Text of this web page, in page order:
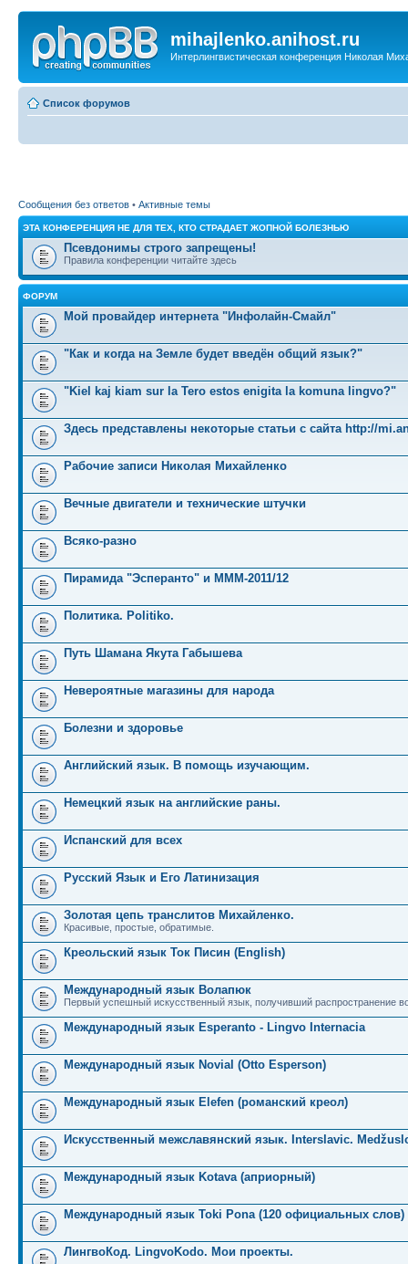
mihajlenko.anihost.ru
Интерлингвистическая конференция Николая
Список форумов
Сообщения без ответов • Активные темы
ЭТА КОНФЕРЕНЦИЯ НЕ ДЛЯ ТЕХ, КТО СТРАДАЕТ ЖОПНОЙ БОЛЕЗНЬЮ
Псевдонимы строго запрещены!
Правила конференции читайте здесь
ФОРУМ
Мой провайдер интернета "Инфолайн-Смайл"
"Как и когда на Земле будет введён общий язык?"
"Kiel kaj kiam sur la Tero estos enigita la komuna lingvo?"
Здесь представлены некоторые статьи с сайта http://
Рабочие записи Николая Михайленко
Вечные двигатели и технические штучки
Всяко-разно
Пирамида "Эсперанто" и MMM-2011/12
Политика. Politiko.
Путь Шамана Якута Габышева
Невероятные магазины для народа
Болезни и здоровье
Английский язык. В помощь изучающим.
Немецкий язык на английские раны.
Испанский для всех
Русский Язык и Его Латинизация
Золотая цепь транслитов Михайленко.
Красивые, простые, обратимые.
Креольский язык Ток Писин (English)
Международный язык Волапюк
Первый успешный искусственный язык, получивший распространение
Международный язык Esperanto - Lingvo Internacia
Международный язык Novial (Otto Esperson)
Международный язык Elefen (романский креол)
Искусственный межславянский язык. Interslavic.
Международный язык Kotava (априорный)
Международный язык Toki Pona (120 официальных слов)
ЛингвоКод. LingvoKodo. Мои проекты.